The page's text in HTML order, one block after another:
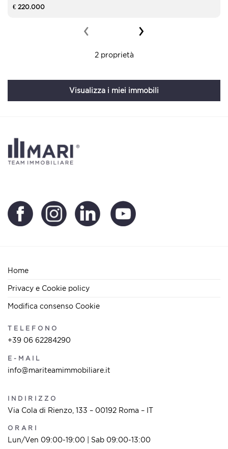
€ 220.000
‹ ›
2 proprietà
Visualizza i miei immobili
Home
Privacy e Cookie policy
Modifica consenso Cookie
TELEFONO
+39 06 62284290
E-MAIL
info@mariteamimmobiliare.it
INDIRIZZO
Via Cola di Rienzo, 133 – 00192 Roma – IT
ORARI
Lun/Ven 09:00-19:00 | Sab 09:00-13:00